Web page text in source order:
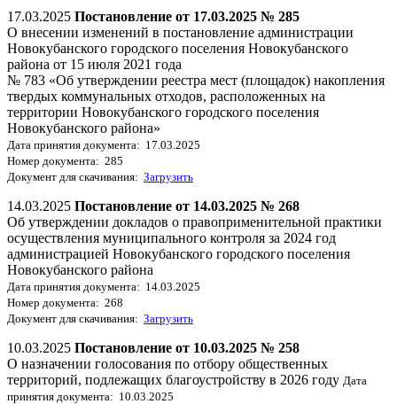
17.03.2025 Постановление от 17.03.2025 № 285
О внесении изменений в постановление администрации
Новокубанского городского поселения Новокубанского
района от 15 июля 2021 года
№ 783 «Об утверждении реестра мест (площадок) накопления
твердых коммунальных отходов, расположенных на
территории Новокубанского городского поселения
Новокубанского района»
Дата принятия документа: 17.03.2025
Номер документа: 285
Документ для скачивания: Загрузить
14.03.2025 Постановление от 14.03.2025 № 268
Об утверждении докладов о правоприменительной практики
осуществления муниципального контроля за 2024 год
администрацией Новокубанского городского поселения
Новокубанского района
Дата принятия документа: 14.03.2025
Номер документа: 268
Документ для скачивания: Загрузить
10.03.2025 Постановление от 10.03.2025 № 258
О назначении голосования по отбору общественных
территорий, подлежащих благоустройству в 2026 году Дата
принятия документа: 10.03.2025